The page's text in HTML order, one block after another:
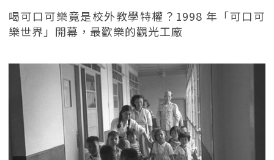
喝可口可樂竟是校外教學特權？1998 年「可口可
樂世界」開幕，最歡樂的觀光工廠